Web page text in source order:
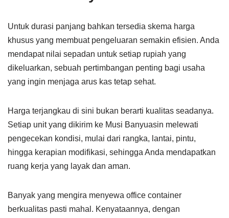
Untuk durasi panjang bahkan tersedia skema harga
khusus yang membuat pengeluaran semakin efisien. Anda
mendapat nilai sepadan untuk setiap rupiah yang
dikeluarkan, sebuah pertimbangan penting bagi usaha
yang ingin menjaga arus kas tetap sehat.
Harga terjangkau di sini bukan berarti kualitas seadanya.
Setiap unit yang dikirim ke Musi Banyuasin melewati
pengecekan kondisi, mulai dari rangka, lantai, pintu,
hingga kerapian modifikasi, sehingga Anda mendapatkan
ruang kerja yang layak dan aman.
Banyak yang mengira menyewa office container
berkualitas pasti mahal. Kenyataannya, dengan